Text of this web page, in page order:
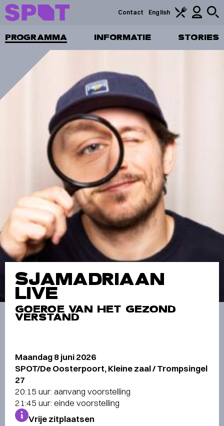
PROGRAMMA INFORMATIE STORIES
Contact English
SJAMADRIAAN
LIVE
GOEROE VAN HET GEZOND
VERSTAND
Maandag 8 juni 2026
SPOT/De Oosterpoort, Kleine zaal / Trompsingel
27
20:15 uur: aanvang voorstelling
21:45 uur: einde voorstelling
Vrije zitplaatsen